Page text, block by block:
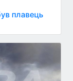
плавець